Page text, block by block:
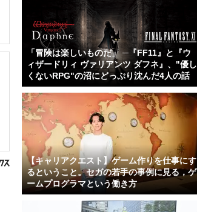
「冒険は楽しいものだ」 ─『FF11』と『ウ
ィザードリィ ヴァリアンツ ダフネ』、"優し
くないRPG"の沼にどっぷり沈んだ4人の話
【キャリアクエスト】ゲーム作りを仕事にす
るということ。セガの若手の事例に見る，ゲ
ームプログラマという働き方